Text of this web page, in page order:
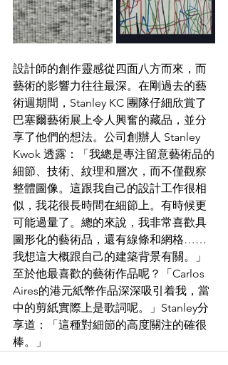
設計師的創作靈感從四面八方而來，而
藝術的影響力往往最深。在剛過去的藝
術週期間，Stanley KC 團隊仔細欣賞了
巴塞爾藝術展上令人興奮的藏品，並分
享了他們的想法。公司創辦人 Stanley
Kwok 透露：「我總是專注留意藝術品的
細節、技術、紋理和層次，而不僅觀察
整體圖像。這跟我自己的設計工作很相
似，我花很長時間在細節上。有時候更
可能過量了。總的來說，我非常喜歡具
圖形化的藝術品，還有線條和網格……
我想這大概跟自己的建築背景有關。」
至於他最喜歡的藝術作品呢？「Carlos
Aires的港元紙幣作品深深吸引着我，當
中的剪紙實際上是歌詞呢。」Stanley分
享道：「這種對細節的高度關注的確很
棒。」